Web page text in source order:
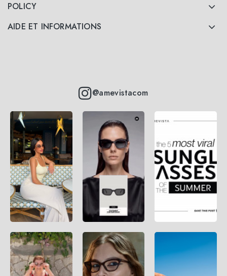
POLICY
AIDE ET INFORMATIONS
@amevistacom